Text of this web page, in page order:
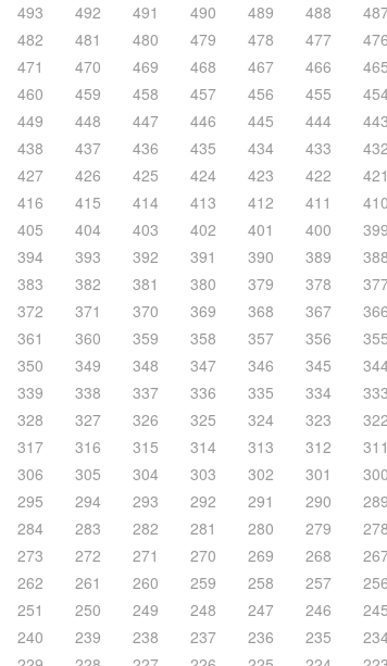
493
492 491 490 489 488
482
481 480 479 478 477
471
470 469 468 467 466
460
459 458 457 456 455
449
448 447 446 445 444
438
437 436 435 434 433
427
426 425 424 423 422
416
415 414 413 412 411
405
404 403 402 401 400
394
393 392 391 390 389
383
382 381 380 379 378
372
371 370 369 368 367
361
360 359 358 357 356
350
349 348 347 346 345
339
338 337 336 335 334
328
327 326 325 324 323
317
316 315 314 313 312
306
305 304 303 302 301
295
294 293 292 291 290
284
283 282 281 280 279
273
272 271 270 269 268
262
261 260 259 258 257
251
250 249 248 247 246
240
239 238 237 236 235